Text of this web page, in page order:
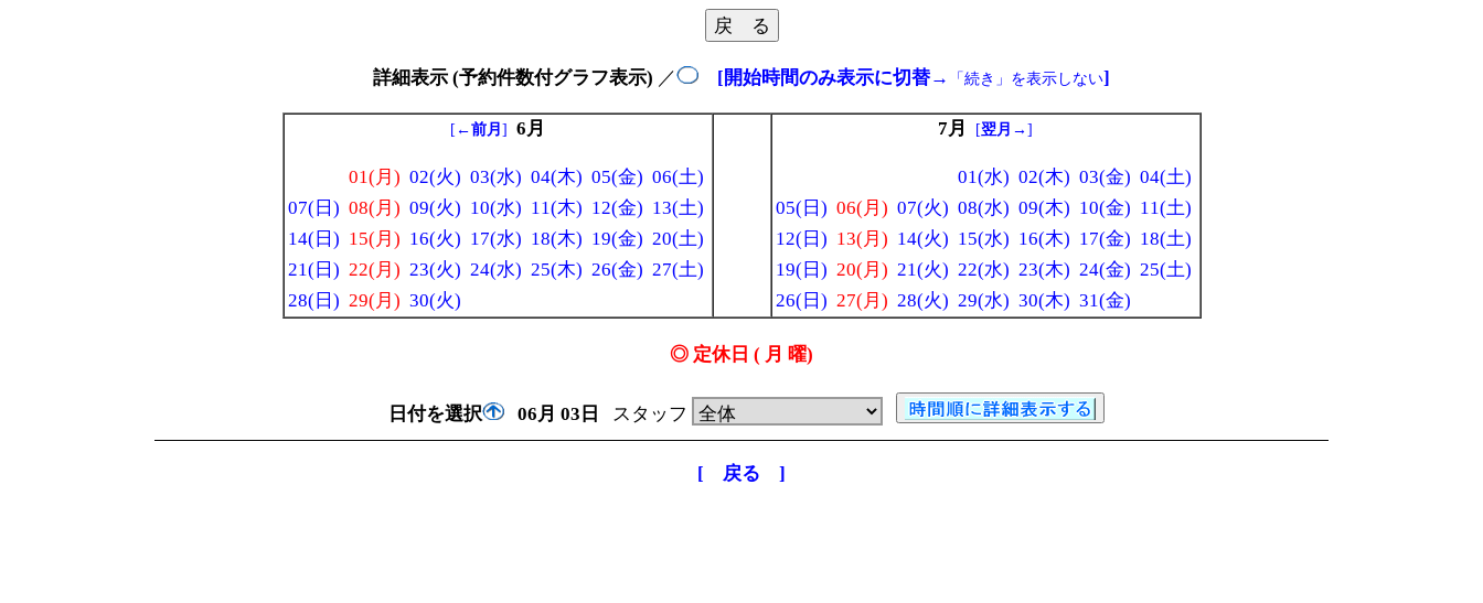
詳細表示 (予約件数付グラフ表示) ／ [開始時間のみ表示に切替→ 「続き」を表示しない]
[ ←前月 ] 6月
01(月) 02(火) 03(水) 04(木) 05(金) 06(土)
07(日) 08(月) 09(火) 10(水) 11(木) 12(金) 13(土)
14(日) 15(月) 16(火) 17(水) 18(木) 19(金) 20(土)
21(日) 22(月) 23(火) 24(水) 25(木) 26(金) 27(土)
28(日) 29(月) 30(火)
7月 [翌月→]
01(水) 02(木) 03(金) 04(土)
05(日) 06(月) 07(火) 08(水) 09(木) 10(金) 11(土)
12(日) 13(月) 14(火) 15(水) 16(木) 17(金) 18(土)
19(日) 20(月) 21(火) 22(水) 23(木) 24(金) 25(土)
26(日) 27(月) 28(火) 29(水) 30(木) 31(金)
◎ 定休日 ( 月 曜)
日付を選択 06月 03日 スタッフ
[ 戻る ]